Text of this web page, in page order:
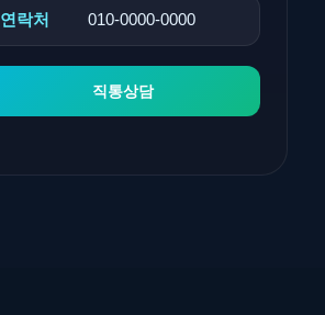
연락처 010-0000-0000
직통상담